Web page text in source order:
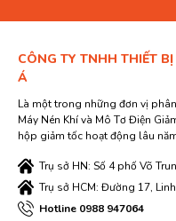
CÔNG TY TNHH THIẾT
Á
Là một trong những đơn vị
Máy Nén Khí và Mô Tơ Điện
hộp giảm tốc hoạt động lâu
Trụ sở HN: Số 4 phố Võ
Trụ sở HCM: Đường 17,
Hotline 0988 947064